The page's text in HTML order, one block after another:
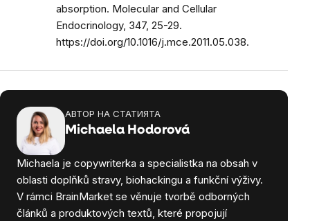
absorption. Molecular and Cellular
Endocrinology, 347, 25-29.
https://doi.org/10.1016/j.mce.2011.05.038.
АВТОР НА СТАТИЯТА
Michaela Hodorová
Michaela je copywriterka a specialistka na obsah v
oblasti doplňků stravy, biohackingu a funkční výživy.
V rámci BrainMarket se věnuje tvorbě odborných
článků a produktových textů, které propojují